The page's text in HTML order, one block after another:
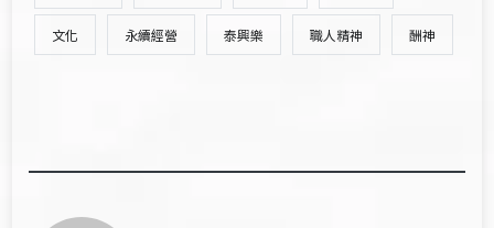
文化 永續經營 泰興樂 職人精神 酬神